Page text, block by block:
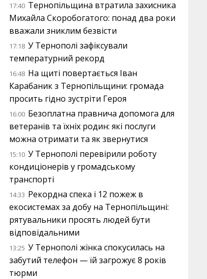
17:40 Тернопільщина втратила захисника
Михайла Скоробогатого: понад два роки
вважали зниклим безвісти
17:18 У Тернополі зафіксували
температурний рекорд
16:48 На щиті повертається Іван
Карабаник з Тернопільщини: громада
просить гідно зустріти Героя
16:00 Безоплатна правнича допомога для
ветеранів та їхніх родин: які послуги
можна отримати та як звернутися
15:10 У Тернополі перевірили роботу
кондиціонерів у громадському
транспорті
14:33 Рекордна спека і 12 пожеж в
екосистемах за добу на Тернопільщині:
рятувальники просять людей бути
відповідальними
13:25 У Тернополі жінка спокусилась на
забутий телефон — їй загрожує 8 років
тюрми